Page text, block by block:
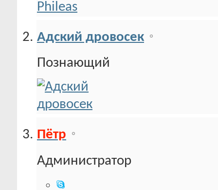
Адский дровосек
Познающий
Пётр
Администратор